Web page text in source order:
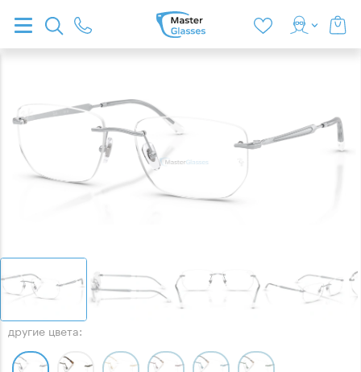
другие цвета: